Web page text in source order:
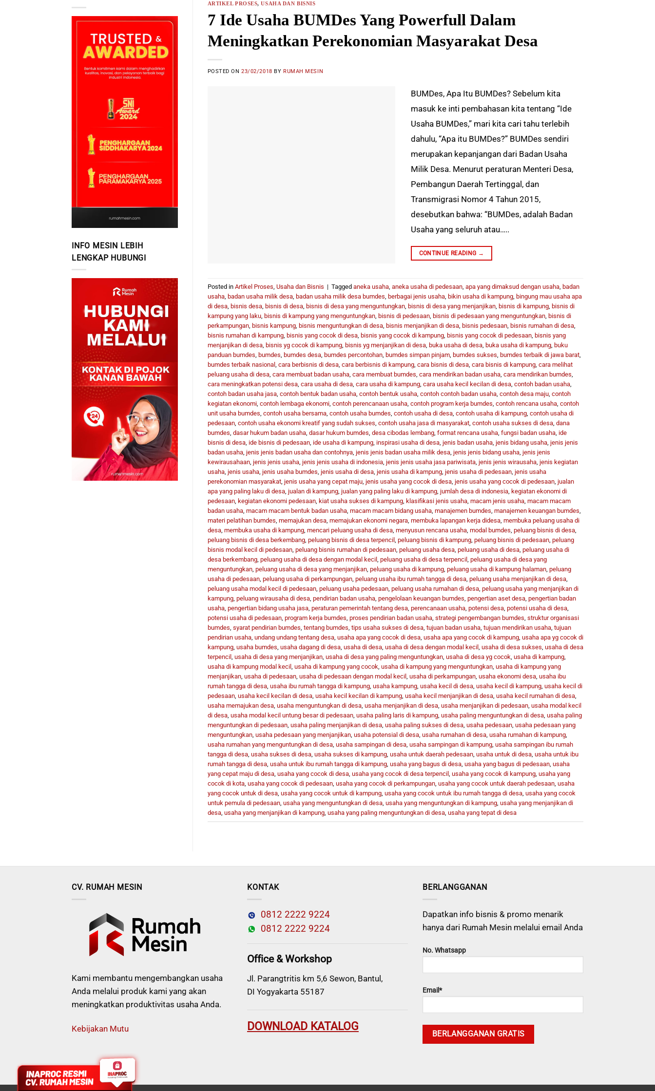
INFO MESIN LEBIH
LENGKAP HUBUNGI
ARTIKEL PROSES,USAHA DAN BISNIS
7 Ide Usaha BUMDes Yang Powerfull Dalam
Meningkatkan Perekonomian Masyarakat Desa
POSTED ON23/02/2018 BY RUMAH MESIN
BUMDes, Apa Itu BUMDes? Sebelum kita
masuk ke inti pembahasan kita tentang “Ide
Usaha BUMDes,” mari kita cari tahu terlebih
dahulu, “Apa itu BUMDes?” BUMDes sendiri
merupakan kepanjangan dari Badan Usaha
Milik Desa. Menurut peraturan Menteri Desa,
Pembangun Daerah Tertinggal, dan
Transmigrasi Nomor 4 Tahun 2015,
desebutkan bahwa: “BUMDes, adalah Badan
Usaha yang seluruh atau…..
CONTINUE READING →
Posted in Artikel Proses Usaha dan Bisnis | Tagged aneka usaha, aneka usaha di pedesaan, apa yang dimaksud dengan usaha, badan
usaha, badan usaha milik desa, badan usaha milik desa bumdes berbagai jenis usaha, bikin usaha di kampung, bingung mau usaha apa
di desa, bisnis desa, bisnis di desa, bisnis di desa yang menguntungkan, bisnis di desa yang menjanjikan, bisnis di kampung, bisnis di
kampung yang laku, bisnis di kampung yang menguntungkan, bisnis di pedesaan, bisnis di pedesaan yang menguntungkan, bisnis di
perkampungan, bisnis kampung, bisnis menguntungkan di desa, bisnis menjanjikan di desa, bisnis pedesaan, bisnis rumahan di desa,
bisnis rumahan di kampung, bisnis yang cocok di desa, bisnis yang cocok di kampung, bisnis yang cocok di pedesaan, bisnis yang
menjanjikan di desa, bisnis yg cocok di kampung, bisnis yg menjanjikan di desa, buka usaha di desa, buka usaha di kampung, buku
panduan bumdes bumdes bumdes desa, bumdes percontohan, bumdes simpan pinjam, bumdes sukses bumdes terbaik di jawa barat,
bumdes terbaik nasional, cara berbisnis di desa, cara berbisnis di kampung, cara bisnis di desa, cara bisnis di kampung, cara melihat
peluang usaha di desa, cara membuat badan usaha, cara membuat bumdes cara mendirikan badan usaha, cara mendirikan bumdes
cara meningkatkan potensi desa, cara usaha di desa, cara usaha di kampung, cara usaha kecil kecilan di desa, contoh badan usaha,
contoh badan usaha jasa, contoh bentuk badan usaha, contoh bentuk usaha, contoh contoh badan usaha, contoh desa maju, contoh
kegiatan ekonomi, contoh lembaga ekonomi, contoh perencanaan usaha, contoh program kerja bumdes contoh rencana usaha, contoh
unit usaha bumdes contoh usaha bersama, contoh usaha bumdes contoh usaha di desa, contoh usaha di kampung, contoh usaha di
pedesaan, contoh usaha ekonomi kreatif yang sudah sukses contoh usaha jasa di masyarakat, contoh usaha sukses di desa, dana
bumdes dasar hukum badan usaha, dasar hukum bumdes desa cibodas lembang, format rencana usaha, fungsi badan usaha, ide
bisnis di desa, ide bisnis di pedesaan, ide usaha di kampung, inspirasi usaha di desa, jenis badan usaha, jenis bidang usaha, jenis jenis
badan usaha, jenis jenis badan usaha dan contohnya, jenis jenis badan usaha milik desa, jenis jenis bidang usaha, jenis jenis
kewirausahaan, jenis jenis usaha, jenis jenis usaha di indonesia, jenis jenis usaha jasa pariwisata, jenis jenis wirausaha, jenis kegiatan
usaha, jenis usaha, jenis usaha bumdes jenis usaha di desa, jenis usaha di kampung, jenis usaha di pedesaan, jenis usaha
perekonomian masyarakat, jenis usaha yang cepat maju, jenis usaha yang cocok di desa, jenis usaha yang cocok di pedesaan, jualan
apa yang paling laku di desa, jualan di kampung, jualan yang paling laku di kampung, jumlah desa di indonesia, kegiatan ekonomi di
pedesaan, kegiatan ekonomi pedesaan, kiat usaha sukses di kampung, klasifikasi jenis usaha, macam jenis usaha, macam macam
badan usaha, macam macam bentuk badan usaha, macam macam bidang usaha, manajemen bumdes manajemen keuangan bumdes
materi pelatihan bumdes memajukan desa, memajukan ekonomi negara, membuka lapangan kerja didesa, membuka peluang usaha di
desa, membuka usaha di kampung, mencari peluang usaha di desa, menyusun rencana usaha, modal bumdes peluang bisnis di desa,
peluang bisnis di desa berkembang, peluang bisnis di desa terpencil, peluang bisnis di kampung, peluang bisnis di pedesaan, peluang
bisnis modal kecil di pedesaan, peluang bisnis rumahan di pedesaan, peluang usaha desa, peluang usaha di desa, peluang usaha di
desa berkembang, peluang usaha di desa dengan modal kecil, peluang usaha di desa terpencil, peluang usaha di desa yang
menguntungkan, peluang usaha di desa yang menjanjikan, peluang usaha di kampung, peluang usaha di kampung halaman, peluang
usaha di pedesaan, peluang usaha di perkampungan, peluang usaha ibu rumah tangga di desa, peluang usaha menjanjikan di desa,
peluang usaha modal kecil di pedesaan, peluang usaha pedesaan, peluang usaha rumahan di desa, peluang usaha yang menjanjikan di
kampung, peluang wirausaha di desa, pendirian badan usaha, pengelolaan keuangan bumdes pengertian aset desa, pengertian badan
usaha, pengertian bidang usaha jasa, peraturan pemerintah tentang desa, perencanaan usaha, potensi desa, potensi usaha di desa,
potensi usaha di pedesaan, program kerja bumdes proses pendirian badan usaha, strategi pengembangan bumdes struktur organisasi
bumdes syarat pendirian bumdes tentang bumdes tips usaha sukses di desa, tujuan badan usaha, tujuan mendirikan usaha, tujuan
pendirian usaha, undang undang tentang desa, usaha apa yang cocok di desa, usaha apa yang cocok di kampung, usaha apa yg cocok di
kampung, usaha bumdes usaha dagang di desa, usaha di desa, usaha di desa dengan modal kecil, usaha di desa sukses usaha di desa
terpencil, usaha di desa yang menjanjikan, usaha di desa yang paling menguntungkan, usaha di desa yg cocok usaha di kampung,
usaha di kampung modal kecil, usaha di kampung yang cocok usaha di kampung yang menguntungkan, usaha di kampung yang
menjanjikan, usaha di pedesaan, usaha di pedesaan dengan modal kecil, usaha di perkampungan, usaha ekonomi desa, usaha ibu
rumah tangga di desa, usaha ibu rumah tangga di kampung, usaha kampung, usaha kecil di desa, usaha kecil di kampung, usaha kecil di
pedesaan, usaha kecil kecilan di desa, usaha kecil kecilan di kampung, usaha kecil menjanjikan di desa, usaha kecil rumahan di desa,
usaha memajukan desa, usaha menguntungkan di desa, usaha menjanjikan di desa, usaha menjanjikan di pedesaan, usaha modal kecil
di desa, usaha modal kecil untung besar di pedesaan, usaha paling laris di kampung, usaha paling menguntungkan di desa, usaha paling
menguntungkan di pedesaan, usaha paling menjanjikan di desa, usaha paling sukses di desa, usaha pedesaan, usaha pedesaan yang
menguntungkan, usaha pedesaan yang menjanjikan, usaha potensial di desa, usaha rumahan di desa, usaha rumahan di kampung,
usaha rumahan yang menguntungkan di desa, usaha sampingan di desa, usaha sampingan di kampung, usaha sampingan ibu rumah
tangga di desa, usaha sukses di desa, usaha sukses di kampung, usaha untuk daerah pedesaan, usaha untuk di desa, usaha untuk ibu
rumah tangga di desa, usaha untuk ibu rumah tangga di kampung, usaha yang bagus di desa, usaha yang bagus di pedesaan, usaha
yang cepat maju di desa, usaha yang cocok di desa, usaha yang cocok di desa terpencil, usaha yang cocok di kampung, usaha yang
cocok di kota, usaha yang cocok di pedesaan, usaha yang cocok di perkampungan, usaha yang cocok untuk daerah pedesaan, usaha
yang cocok untuk di desa, usaha yang cocok untuk di kampung, usaha yang cocok untuk ibu rumah tangga di desa, usaha yang cocok
untuk pemula di pedesaan, usaha yang menguntungkan di desa, usaha yang menguntungkan di kampung, usaha yang menjanjikan di
desa, usaha yang menjanjikan di kampung, usaha yang paling menguntungkan di desa, usaha yang tepat di desa
CV. RUMAH MESIN
Kami membantu mengembangkan usaha
Anda melalui produk kami yang akan
meningkatkan produktivitas usaha Anda.
Kebijakan Mutu
KONTAK
0812 2222 9224
0812 2222 9224
Office & Workshop
Jl. Parangtritis km 5,6 Sewon, Bantul,
DI Yogyakarta 55187
DOWNLOAD KATALOG
BERLANGGANAN
Dapatkan info bisnis & promo menarik
hanya dari Rumah Mesin melalui email Anda
No. Whatsapp
Email*